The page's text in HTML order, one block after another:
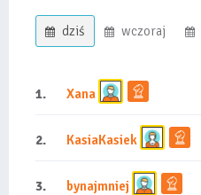
dziś wczoraj
1. Xana
2. KasiaKasiek
3. bynajmniej